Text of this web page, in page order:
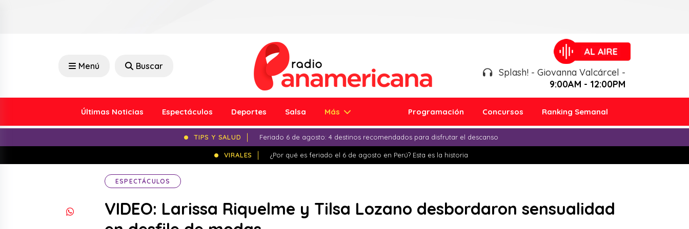
Menú Buscar
Splash! - Giovanna Valcárcel -
9:00AM - 12:00PM
Últimas Noticias Espectáculos Deportes Salsa Más Programación Concursos Ranking Semanal
TIPS Y SALUD Feriado 6 de agosto: 4 destinos recomendados para disfrutar el descanso
VIRALES ¿Por qué es feriado el 6 de agosto en Perú? Esta es la historia
ESPECTÁCULOS
VIDEO: Larissa Riquelme y Tilsa Lozano desbordaron sensualidad